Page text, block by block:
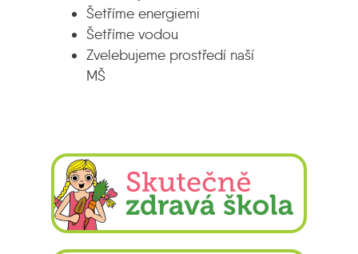
Šetříme energiemi
Šetříme vodou
Zvelebujeme prostředí naší
MŠ